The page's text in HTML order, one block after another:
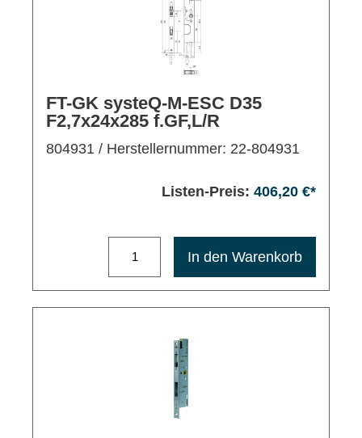
FT-GK systeQ-M-ESC D35
F2,7x24x285 f.GF,L/R
804931 / Herstellernummer: 22-804931
Listen-Preis: 406,20 €*
In den Warenkorb